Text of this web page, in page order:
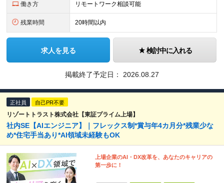
働き方 リモートワーク相談可能
残業時間 20時間以内
求人を見る 検討中に入れる
掲載終了予定日： 2026.08.27
正社員 自己PR不要
リゾートトラスト株式会社【東証プライム上場】
社内SE【AIエンジニア】｜フレックス制*賞与年4カ月分*残業少な
め*住宅手当あり*AI領域未経験もOK
上場企業のAI・DX改革を、あなたのキャリアの
第一歩に！